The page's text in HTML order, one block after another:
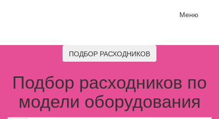
Меню
ПОДБОР РАСХОДНИКОВ
Подбор расходников по
модели оборудования